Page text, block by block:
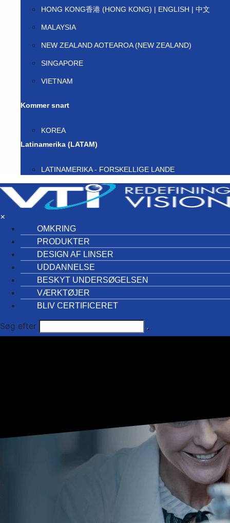
HONG KONG香港 (HONG KONG) | ENGLISH | 中文
MALAYSIA
NEW ZEALAND AOTEAROA (NEW ZEALAND)
SINGAPORE
VIETNAM
Kommer snart
KOREA
Latinamerika (LATAM)
LATINAMERIKA - FORSKELLIGE LANDE
×
OMKRING
PRODUKTER
DESIGN AF LINSER
UDDANNELSE
BESKYT UNDERSØGELSEN
VÆRKTØJER
BLIV CERTIFICERET
Søg efter